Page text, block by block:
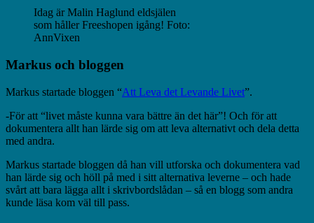
Idag är Malin Haglund eldsjälen
som håller Freeshopen igång! Foto:
AnnVixen
Markus och bloggen
Markus startade bloggen “Att Leva det Levande Livet”.
-För att “livet måste kunna vara bättre än det här”! Och för att
dokumentera allt han lärde sig om att leva alternativt och dela detta
med andra.
Markus startade bloggen då han vill utforska och dokumentera vad
han lärde sig och höll på med i sitt alternativa leverne – och hade
svårt att bara lägga allt i skrivbordslådan – så en blogg som andra
kunde läsa kom väl till pass.